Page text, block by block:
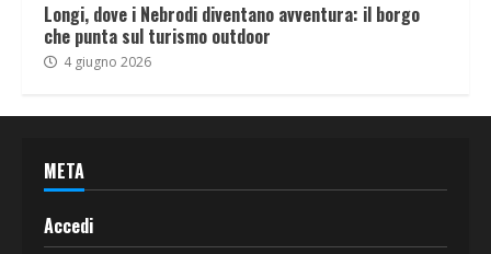
Longi, dove i Nebrodi diventano avventura: il borgo
che punta sul turismo outdoor
4 giugno 2026
META
Accedi